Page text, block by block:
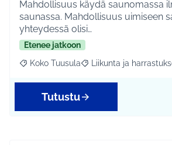
Mahdollisuus käydä saunomassa
saunassa. Mahdollisuus uimiseen
yhteydessä olisi…
Etenee jatkoon
Rajaa tulokset aihepiirin mukaan: Koko
Koko Tuusula Rajaa tulokset teeman
Liikunta ja
Tutustu